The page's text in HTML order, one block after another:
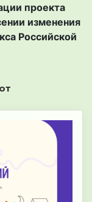
проекта
изменения
Российской